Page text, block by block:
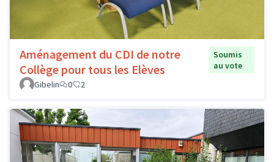
Aménagement du CDI de notre
Collège pour tous les Elèves
Soumis
au vote
Gibelin
0 2